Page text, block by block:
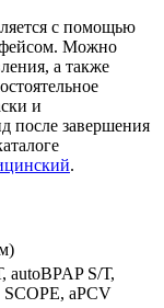
с помощью
Можно
а также
и
после завершения
.
autoBPAP S/Т,
SCOPE, aPCV